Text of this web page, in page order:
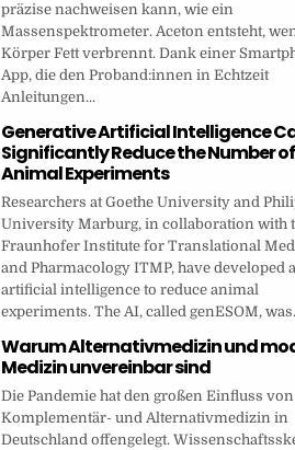
präzise nachweisen kann, wie ein
Massenspektrometer. Aceton entsteht,
Körper Fett verbrennt. Dank einer
App, die den Proband:innen in Echtzeit
Anleitungen...
Generative Artificial Intelligence
Significantly Reduce the Number of
Animal Experiments
Researchers at Goethe University and
University Marburg, in collaboration with
Fraunhofer Institute for Translational
and Pharmacology ITMP, have developed
artificial intelligence to reduce animal
experiments. The AI, called genESOM,
Warum Alternativmedizin und
Medizin unvereinbar sind
Die Pandemie hat den großen Einfluss von
Komplementär- und Alternativmedizin in
Deutschland offengelegt.